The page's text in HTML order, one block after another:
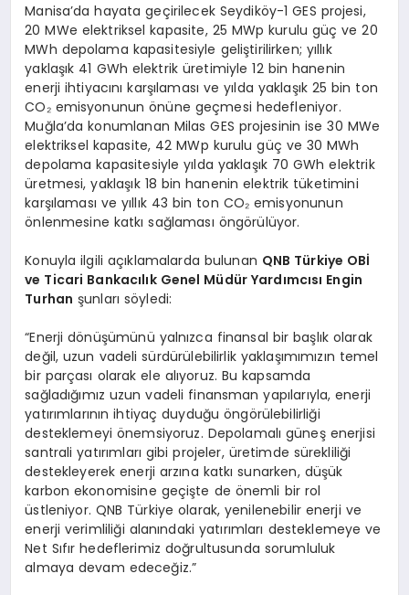
Manisa’da hayata geçirilecek Seydiköy-1 GES projesi,
20 MWe elektriksel kapasite, 25 MWp kurulu güç ve 20
MWh depolama kapasitesiyle geliştirilirken; yıllık
yaklaşık 41 GWh elektrik üretimiyle 12 bin hanenin
enerji ihtiyacını karşılaması ve yılda yaklaşık 25 bin ton
CO₂ emisyonunun önüne geçmesi hedefleniyor.
Muğla’da konumlanan Milas GES projesinin ise 30 MWe
elektriksel kapasite, 42 MWp kurulu güç ve 30 MWh
depolama kapasitesiyle yılda yaklaşık 70 GWh elektrik
üretmesi, yaklaşık 18 bin hanenin elektrik tüketimini
karşılaması ve yıllık 43 bin ton CO₂ emisyonunun
önlenmesine katkı sağlaması öngörülüyor.
Konuyla ilgili açıklamalarda bulunan QNB Türkiye OBİ
ve Ticari Bankacılık Genel Müdür Yardımcısı Engin
Turhan şunları söyledi:
“Enerji dönüşümünü yalnızca finansal bir başlık olarak
değil, uzun vadeli sürdürülebilirlik yaklaşımımızın temel
bir parçası olarak ele alıyoruz. Bu kapsamda
sağladığımız uzun vadeli finansman yapılarıyla, enerji
yatırımlarının ihtiyaç duyduğu öngörülebilirliği
desteklemeyi önemsiyoruz. Depolamalı güneş enerjisi
santrali yatırımları gibi projeler, üretimde sürekliliği
destekleyerek enerji arzına katkı sunarken, düşük
karbon ekonomisine geçişte de önemli bir rol
üstleniyor. QNB Türkiye olarak, yenilenebilir enerji ve
enerji verimliliği alanındaki yatırımları desteklemeye ve
Net Sıfır hedeflerimiz doğrultusunda sorumluluk
almaya devam edeceğiz.”